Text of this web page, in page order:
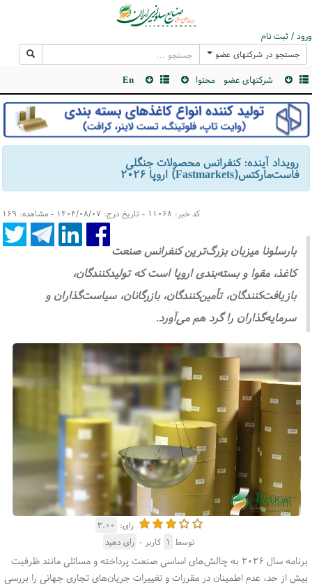
ورود / ثبت نام
جستجو در شرکتهای عضو
شرکتهای عضو محتوا En
رویداد آینده: کنفرانس محصولات جنگلی
فاست‌مارکتس(Fastmarkets) اروپا ۲۰۲۶
کد خبر: ۱۱۰۶۸ - تاریخ درج: ۱۴۰۴/۰۸/۰۷ - مشاهده: ۱۶۹
بارسلونا میزبان بزرگ‌ترین کنفرانس صنعت
کاغذ، مقوا و بسته‌بندی اروپا است که تولیدکنندگان،
بازیافت‌کنندگان، تأمین‌کنندگان، بازرگانان، سیاست‌گذاران و
سرمایه‌گذاران را گرد هم می‌آورد.
رای: ۳.۰۰
توسط ۱ کاربر - رای دهید
برنامه سال ۲۰۲۶ به چالش‌های اساسی صنعت پرداخته و مسائلی مانند ظرفیت
بیش از حد، عدم اطمینان در مقررات و تغییرات جریان‌های تجاری جهانی را بررسی